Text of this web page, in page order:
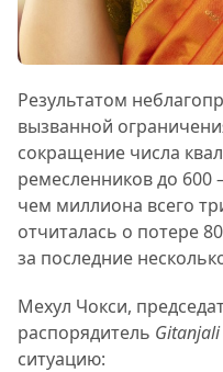
Результатом
вызванной
сокращение числа
ремесленников до 600
чем миллиона всего
отчиталась о потере
за последние
Мехул Чокси,
распорядитель Gitanjali
ситуацию: